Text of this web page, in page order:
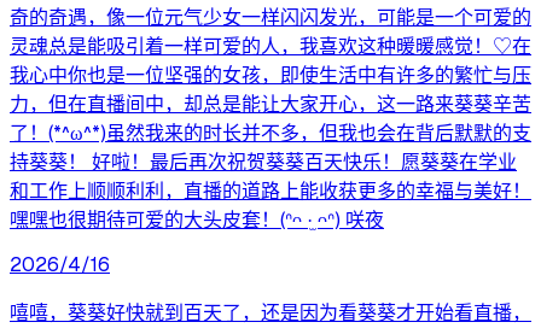
奇的奇遇，像一位元气少女一样闪闪发光，可能是一个可爱的
灵魂总是能吸引着一样可爱的人，我喜欢这种暖暖感觉！♡在
我心中你也是一位坚强的女孩，即使生活中有许多的繁忙与压
力，但在直播间中，却总是能让大家开心，这一路来葵葵辛苦
了！(*^ω^*)虽然我来的时长并不多，但我也会在背后默默的支
持葵葵！ 好啦！最后再次祝贺葵葵百天快乐！愿葵葵在学业
和工作上顺顺利利，直播的道路上能收获更多的幸福与美好！
嘿嘿也很期待可爱的大头皮套！(ᐢᴖ ·̫ ᴖᐢ) 咲夜
2026/4/16
嘻嘻，葵葵好快就到百天了，还是因为看葵葵才开始看直播，